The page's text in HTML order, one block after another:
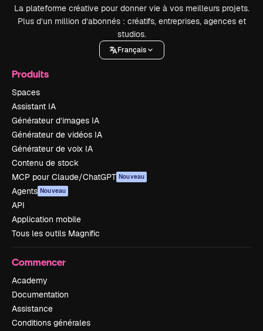
La plateforme créative pour donner vie à vos meilleurs projets.
Plus d’un million d’abonnés : créatifs, entreprises, agences et
studios.
Français
Produits
Spaces
Assistant IA
Générateur d’images IA
Générateur de vidéos IA
Générateur de voix IA
Contenu de stock
MCP pour Claude/ChatGPT Nouveau
Agents Nouveau
API
Application mobile
Tous les outils Magnific
Commencer
Academy
Documentation
Assistance
Conditions générales